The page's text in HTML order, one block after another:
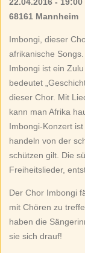
68161 Mannheim
Imbongi, dieser
afrikanische
Imbongi ist ein
bedeutet
dieser Chor. Mit
kann man Afrika
Imbongi-Konzert
handeln von der
schützen gilt. Die
Freiheitslieder,
Der Chor Imbongi
mit Chören zu
haben die
sie sich drauf!